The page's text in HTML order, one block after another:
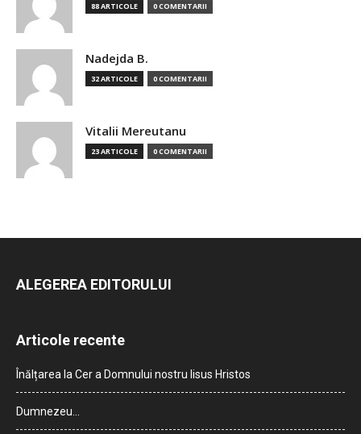
88 ARTICOLE 0 COMENTARII
Nadejda B.
32 ARTICOLE 0 COMENTARII
Vitalii Mereutanu
23 ARTICOLE 0 COMENTARII
ALEGEREA EDITORULUI
Articole recente
Înălțarea la Cer a Domnului nostru Iisus Hristos
Dumnezeu…